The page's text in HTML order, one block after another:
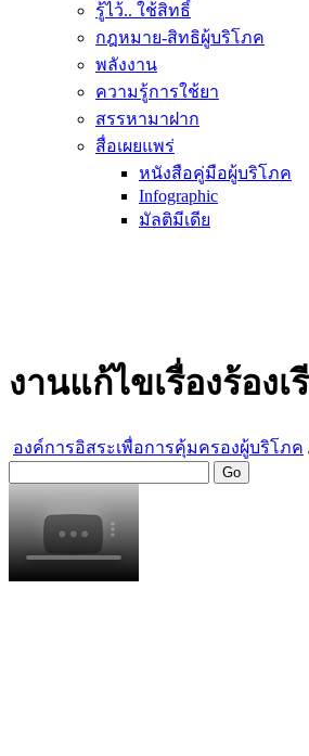
รู้ไว้.. ใช้สิทธิ์
กฎหมาย-สิทธิผู้บริโภค
พลังงาน
ความรู้การใช้ยา
สรรหามาฝาก
สื่อเผยแพร่
หนังสือคู่มือผู้บริโภค
Infographic
มัลติมีเดีย
งานแก้ไขเรื่องร้อง
องค์การอิสระเพื่อการคุ้มครองผู้บริโภค
Go